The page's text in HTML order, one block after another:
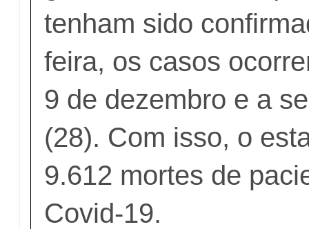
tenham sido
feira, os casos
9 de dezembro e a
(28). Com isso, o
9.612 mortes de
Covid-19.